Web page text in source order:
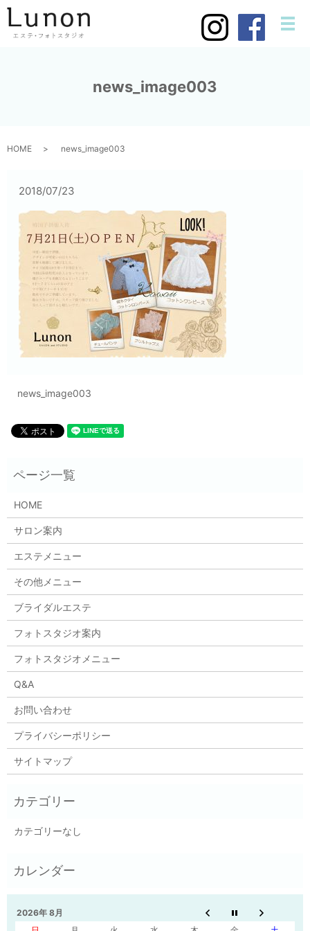
メ
news_image003
HOME news_image003
2018/07/23
news_image003
HOME
サロン案内
エステメニュー
その他メニュー
ブライダルエステ
フォトスタジオ案内
フォトスタジオメニュー
Q&A
お問い合わせ
プライバシーポリシー
サイトマップ
カテゴリーなし
2026年 8月